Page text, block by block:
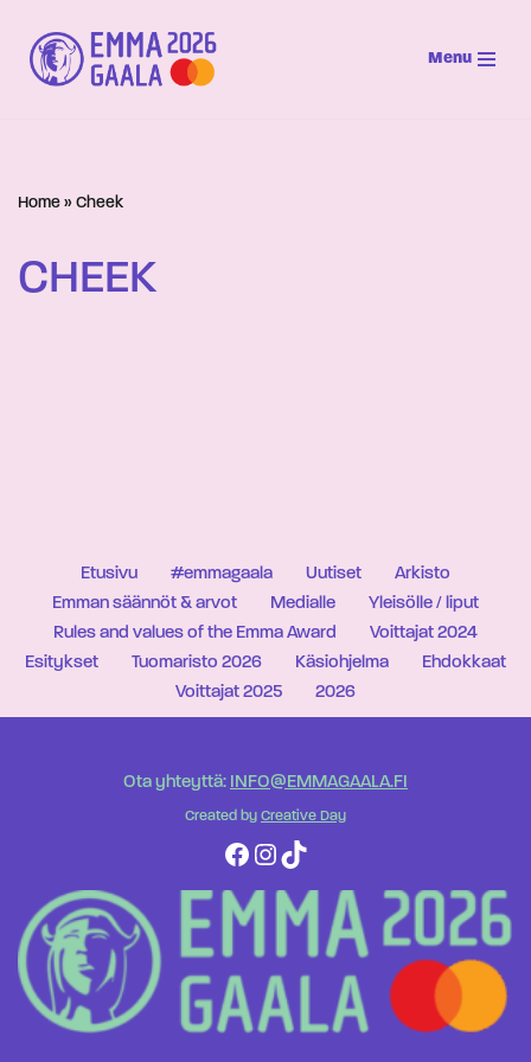
Siirry
suoraan
Menu
Home » Cheek
CHEEK
Etusivu #emmagaala Uutiset
Arkisto
Emman säännöt & arvot
Medialle
Yleisölle / liput
Rules and values of the Emma Award
Voittajat 2024
Esitykset
Tuomaristo 2026 Käsiohjelma
Ehdokkaat
Voittajat 2025
2026
Ota yhteyttä: INFO@EMMAGAALA.FI
Created by Creative Day